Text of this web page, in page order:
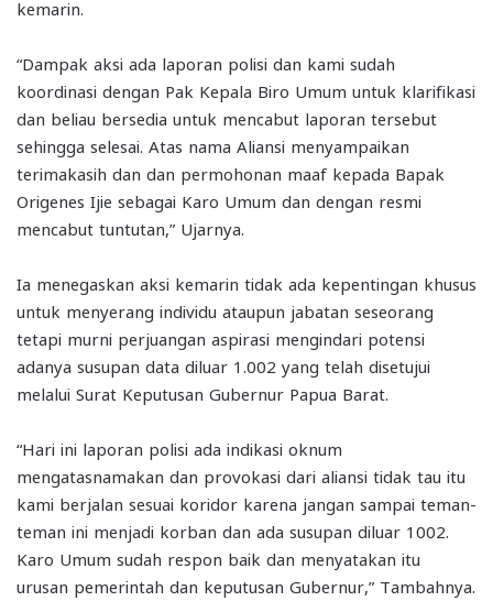
kemarin.
“Dampak aksi ada laporan polisi dan kami sudah
koordinasi dengan Pak Kepala Biro Umum untuk klarifikasi
dan beliau bersedia untuk mencabut laporan tersebut
sehingga selesai. Atas nama Aliansi menyampaikan
terimakasih dan dan permohonan maaf kepada Bapak
Origenes Ijie sebagai Karo Umum dan dengan resmi
mencabut tuntutan,” Ujarnya.
Ia menegaskan aksi kemarin tidak ada kepentingan khusus
untuk menyerang individu ataupun jabatan seseorang
tetapi murni perjuangan aspirasi mengindari potensi
adanya susupan data diluar 1.002 yang telah disetujui
melalui Surat Keputusan Gubernur Papua Barat.
“Hari ini laporan polisi ada indikasi oknum
mengatasnamakan dan provokasi dari aliansi tidak tau itu
kami berjalan sesuai koridor karena jangan sampai teman-
teman ini menjadi korban dan ada susupan diluar 1002.
Karo Umum sudah respon baik dan menyatakan itu
urusan pemerintah dan keputusan Gubernur,” Tambahnya.